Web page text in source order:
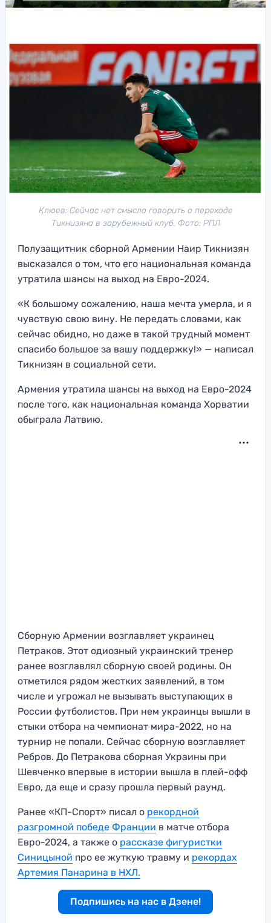
Клюев: Сейчас нет смысла говорить о переходе
Тикнизяна в зарубежный клуб. Фото: РПЛ
Полузащитник сборной Армении Наир Тикнизян
высказался о том, что его национальная команда
утратила шансы на выход на Евро-2024.
«К большому сожалению, наша мечта умерла, и я
чувствую свою вину. Не передать словами, как
сейчас обидно, но даже в такой трудный момент
спасибо большое за вашу поддержку!» — написал
Тикнизян в социальной сети.
Армения утратила шансы на выход на Евро-2024
после того, как национальная команда Хорватии
обыграла Латвию.
Сборную Армении возглавляет украинец
Петраков. Этот одиозный украинcкий тренер
ранее возглавлял сборную своей родины. Он
отметился рядом жестких заявлений, в том
числе и угрожал не вызывать выступающих в
России футболистов. При нем украинцы вышли в
стыки отбора на чемпионат мира-2022, но на
турнир не попали. Сейчас сборную возглавляет
Ребров. До Петракова сборная Украины при
Шевченко впервые в истории вышла в плей-офф
Евро, да еще и сразу прошла первый раунд.
Ранее «КП-Спорт» писал о рекордной
разгромной победе Франции в матче отбора
Евро-2024, а также о рассказе фигуристки
Синицыной про ее жуткую травму и рекордах
Артемия Панарина в НХЛ.
Подпишись на нас в Дзене!